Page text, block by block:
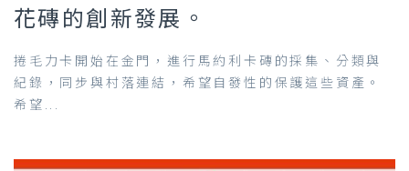
花磚的創新發展。
捲毛力卡開始在金門，進行馬約利卡磚的採集、分類與
紀錄，同步與村落連結，希望自發性的保護這些資產。
希望...